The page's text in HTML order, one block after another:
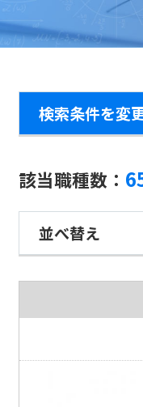
検索条件を変
該当職種数：
並べ替え